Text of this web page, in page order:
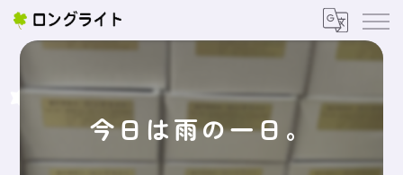
今日は雨の一日。